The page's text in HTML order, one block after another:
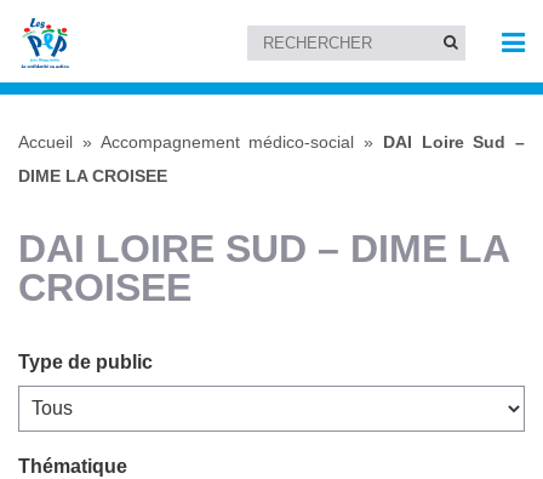
Accueil » Accompagnement médico-social » DAI Loire Sud –
DIME LA CROISEE
DAI LOIRE SUD – DIME LA
CROISEE
Type de public
Thématique